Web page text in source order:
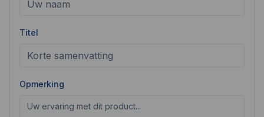
Titel
Opmerking